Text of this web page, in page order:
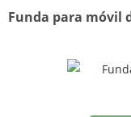
Funda para móvil